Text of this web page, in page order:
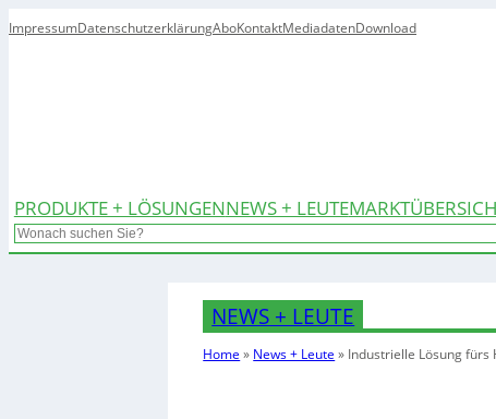
ImpressumDatenschutzerklärungAboKontaktMediadatenDownload
PRODUKTE + LÖSUNGENNEWS + LEUTE
Search
NEWS + LEUTE
Home » News + Leute » Industrielle Lösung fürs